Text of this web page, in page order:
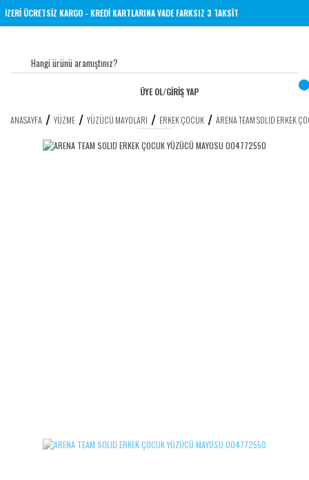
ÜZERİ ÜCRETSİZ KARGO - KREDİ KARTLARINA VADE FARKSIZ 3 TAKSİT
ÜYE OL/GİRİŞ YAP
ANASAYFA YÜZME YÜZÜCÜ MAYOLARI ERKEK ÇOCUK ARENA TEAM SOLID ERKEK